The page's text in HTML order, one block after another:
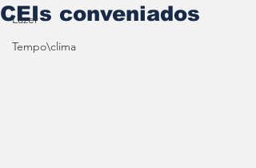
Lazer
Tempo\clima
CEIs conveniados